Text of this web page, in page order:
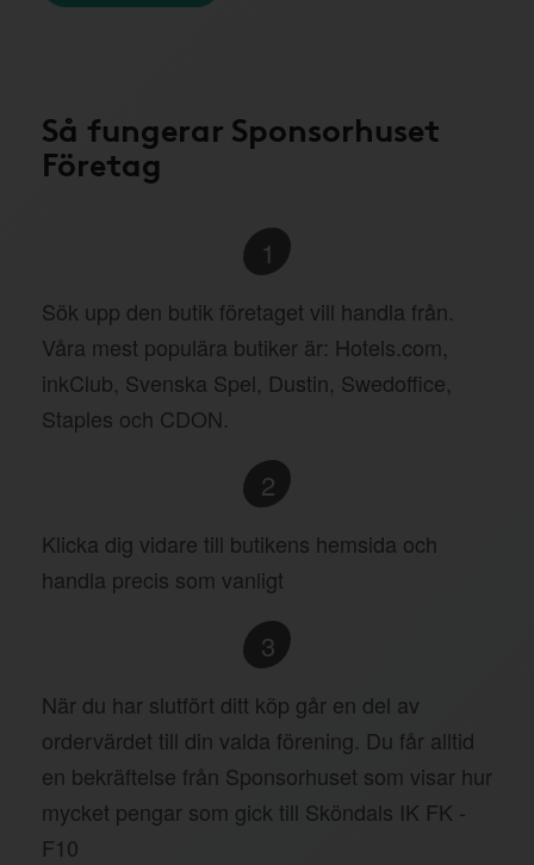
Så fungerar Sponsorhuset
Företag
1
Sök upp den butik företaget vill handla från.
Våra mest populära butiker är: Hotels.com,
inkClub, Svenska Spel, Dustin, Swedoffice,
Staples och CDON.
2
Klicka dig vidare till butikens hemsida och
handla precis som vanligt
3
När du har slutfört ditt köp går en del av
ordervärdet till din valda förening. Du får alltid
en bekräftelse från Sponsorhuset som visar hur
mycket pengar som gick till Sköndals IK FK -
F10